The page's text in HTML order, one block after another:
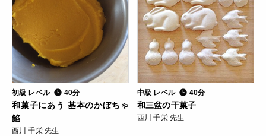
初級 レベル 40分
和菓子にあう 基本のかぼちゃ
餡
西川 千栄 先生
中級 レベル 40分
和三盆の干菓子
西川 千栄 先生